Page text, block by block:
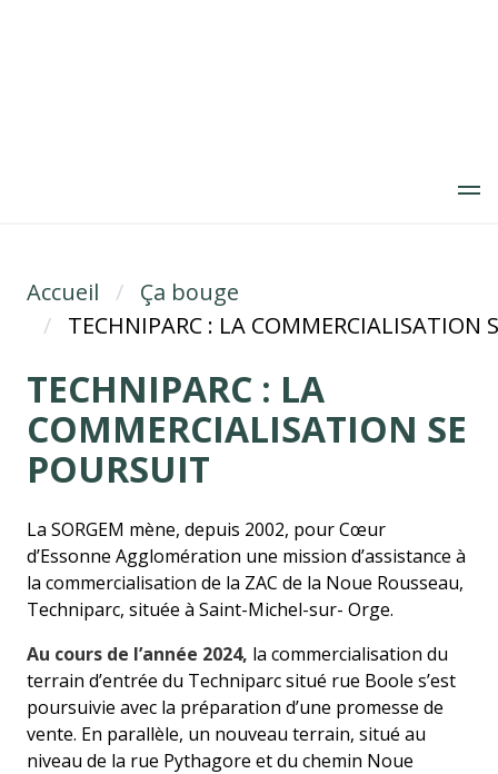
Fil d'Ariane
Accueil
Ça bouge
TECHNIPARC : LA COMMERCIALISATION
TECHNIPARC : LA
COMMERCIALISATION SE
POURSUIT
La SORGEM mène, depuis 2002, pour Cœur
d’Essonne Agglomération une mission d’assistance à
la commercialisation de la ZAC de la Noue Rousseau,
Techniparc, située à Saint-Michel-sur- Orge.
Au cours de l’année 2024, la commercialisation du
terrain d’entrée du Techniparc situé rue Boole s’est
poursuivie avec la préparation d’une promesse de
vente. En parallèle, un nouveau terrain, situé au
niveau de la rue Pythagore et du chemin Noue